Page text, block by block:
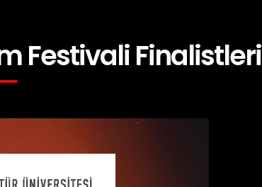
Festivali Finalistleri